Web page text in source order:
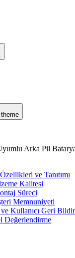
Arka Pil
ve Tanıtımı
Kalitesi
Süreci
Memnuniyeti
Kullanıcı Geri
Değerlendirme